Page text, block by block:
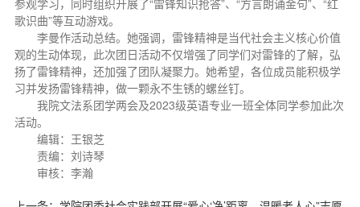
歌识曲”等互动游戏。
李曼作活动总结。她强调，雷锋精神是当代社会主义核心价值
观的生动体现，此次团日活动不仅增强了同学们对雷锋的了解，弘
扬了雷锋精神，还加强了团队凝聚力。她希望，各位成员能积极学
习并发扬雷锋精神，做一颗永不生锈的螺丝钉。
我院文法系团学两会及2023级英语专业一班全体同学参加此次
活动。
编辑：王银芝
责编：刘诗琴
审核：李瀚